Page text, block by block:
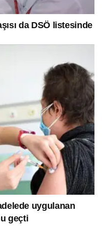
da DSÖ listesinde
uygulanan
geçti